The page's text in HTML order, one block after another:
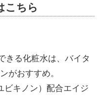
こちら
きる化粧水は、バイタ
がおすすめ。
ビキノン）配合エイジ